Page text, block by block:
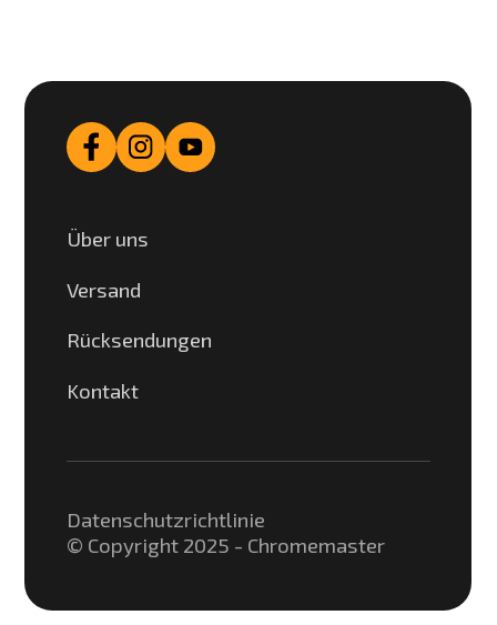
Über uns
Versand
Rücksendungen
Kontakt
© Copyright 2025 - Chromemaster
Datenschutzrichtlinie